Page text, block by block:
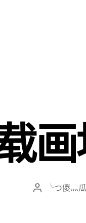
文
╰つ儍灬